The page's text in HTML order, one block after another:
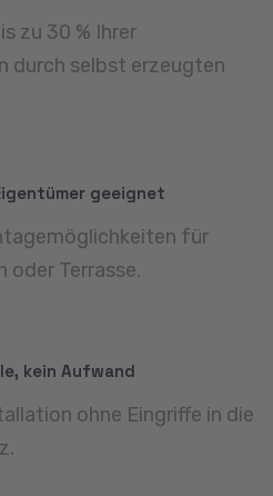
zu 30 % Ihrer
durch selbst erzeugten
geeignet
für
oder Terrasse.
kein Aufwand
ohne Eingriffe in die